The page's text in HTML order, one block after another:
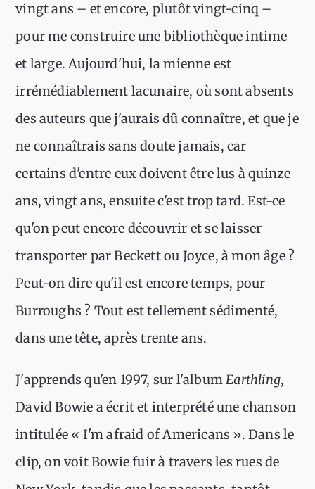
vingt ans – et encore, plutôt vingt-cinq –
pour me construire une bibliothèque intime
et large. Aujourd'hui, la mienne est
irrémédiablement lacunaire, où sont absents
des auteurs que j'aurais dû connaître, et que je
ne connaîtrais sans doute jamais, car
certains d'entre eux doivent être lus à quinze
ans, vingt ans, ensuite c'est trop tard. Est-ce
qu'on peut encore découvrir et se laisser
transporter par Beckett ou Joyce, à mon âge ?
Peut-on dire qu'il est encore temps, pour
Burroughs ? Tout est tellement sédimenté,
dans une tête, après trente ans.
J'apprends qu'en 1997, sur l'albumEarthling,
David Bowie a écrit et interprété une chanson
intitulée « I'm afraid of Americans ». Dans le
clip, on voit Bowie fuir à travers les rues de